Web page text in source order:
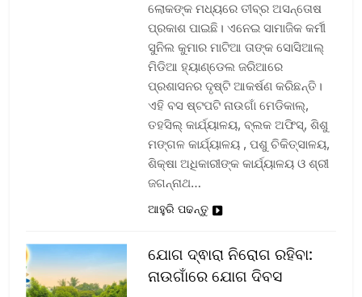
ଲୋକଙ୍କ ମଧ୍ୟରେ ତୀବ୍ର ଅସନ୍ତୋଷ
ପ୍ରକାଶ ପାଇଛି। ଏନେଇ ସାମାଜିକ କର୍ମୀ
ସୁନିଲ କୁମାର ମାଟିଆ ତାଙ୍କ ସୋସିଆଲ୍‌
ମିଡିଆ ହ୍ୟାଣ୍ଡେଲ ଜରିଆରେ
ପ୍ରଶାସନର ଦୃଷ୍ଟି ଆକର୍ଷଣ କରିଛନ୍ତି।
ଏହି ବସ ଷ୍ଟପଟି ନାଉଗାଁ ମେଡିକାଲ୍‌,
ତହସିଲ୍‌ କାର୍ଯ୍ୟାଳୟ, ବ୍ଲକ ଅଫିସ୍‌, ଶିଶୁ
ମଙ୍ଗଳ କାର୍ଯ୍ୟାଳୟ , ପଶୁ ଚିକିତ୍ସାଳୟ,
ଶିକ୍ଷା ଅଧିକାରୀଙ୍କ କାର୍ଯ୍ୟାଳୟ ଓ ଶ୍ରୀ
ଜଗନ୍ନାଥ…
ଆହୁରି ପଢନ୍ତୁ
ଯୋଗ ଦ୍ଵାରା ନିରୋଗ ରହିବା:
ନାଉଗାଁରେ ଯୋଗ ଦିବସ